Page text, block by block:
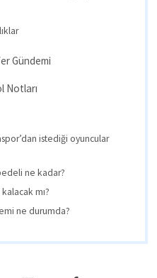
Gündemi
Notları
istediği oyuncular
ne kadar?
mı?
ne durumda?